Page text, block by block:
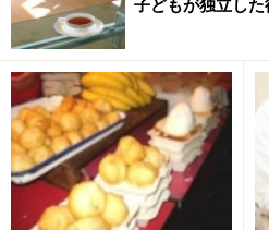
院日額5000円でもOKです。
日額1万円にアップする見直し
なお、女性は妊娠が分かって
なるので、婚約したら医療保
ください。
子どもが独立し